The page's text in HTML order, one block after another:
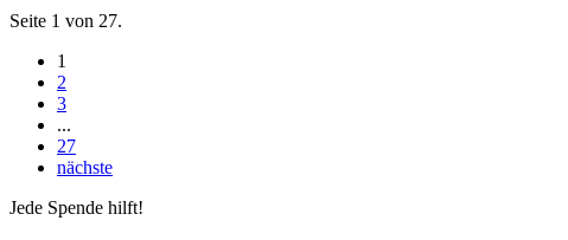
Seite 1 von 27.
1
2
3
...
27
nächste
Jede Spende hilft!